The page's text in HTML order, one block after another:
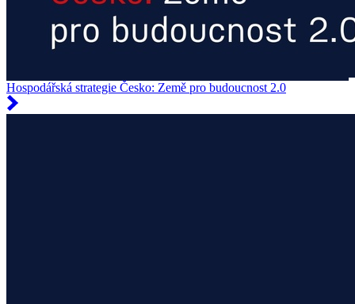
Hospodářská strategie Česko: Země pro budoucnost 2.0